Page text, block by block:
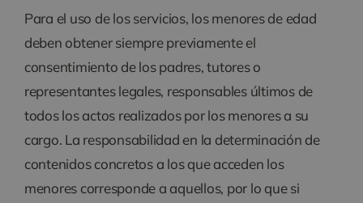
Para el uso de los servicios, los menores de edad
deben obtener siempre previamente el
consentimiento de los padres, tutores o
representantes legales, responsables últimos de
todos los actos realizados por los menores a su
cargo. La responsabilidad en la determinación de
contenidos concretos a los que acceden los
menores corresponde a aquellos, por lo que si